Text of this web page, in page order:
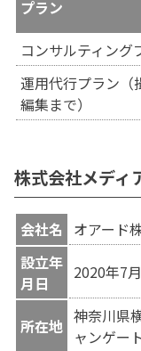
プラン
コンサルティング
運用代行プラン（
編集まで）
株式会社メディ
会社名
オアード
設立年
月日
2020年7
所在地 神奈川県
ャンゲー